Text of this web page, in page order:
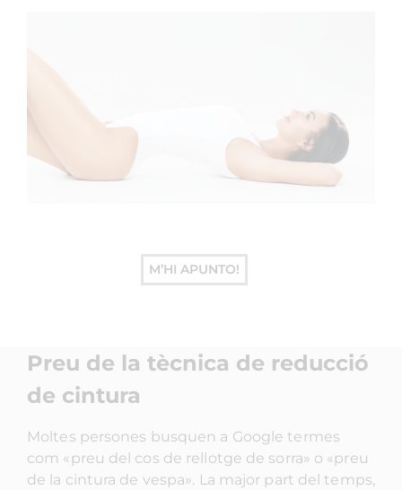
M’HI APUNTO!
Preu de la tècnica de reducció
de cintura
Moltes persones busquen a Google termes
com «preu del cos de rellotge de sorra» o «preu
de la cintura de vespa». La major part del temps,